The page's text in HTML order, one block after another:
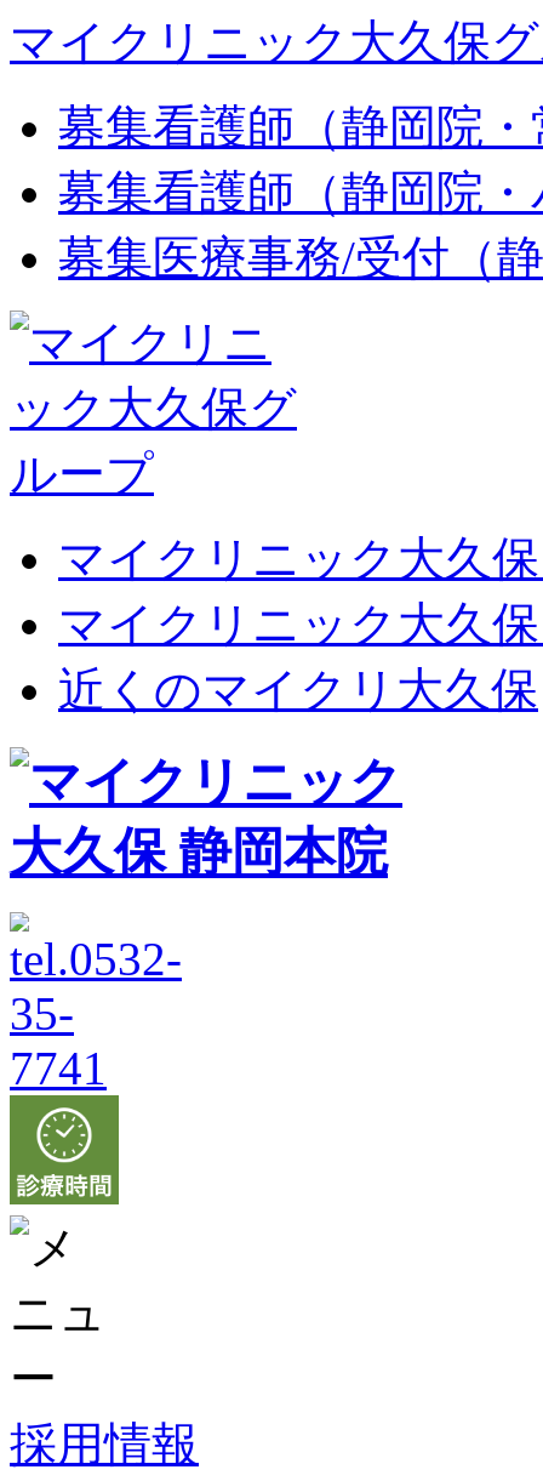
マイクリニック大久保
募集看護師（静岡院
募集看護師（静岡院
募集医療事務/受付（
マイクリニック大久
マイクリニック大久
近くのマイクリ大久保
採用情報